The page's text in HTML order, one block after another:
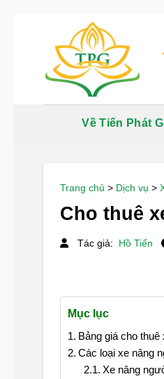
Về Tiến Phát
Trang chủ > Dịch vụ >
Cho thuê
Tác giả: Hồ Tiến
Mục lục
Bảng giá cho
Các loại xe nâng
Xe nâng